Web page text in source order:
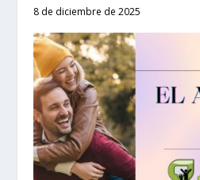
8 de diciembre de 2025